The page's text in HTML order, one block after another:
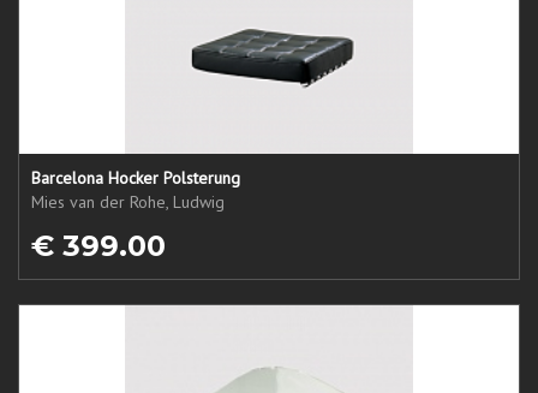
Barcelona Hocker Polsterung
Mies van der Rohe, Ludwig
€ 399.00